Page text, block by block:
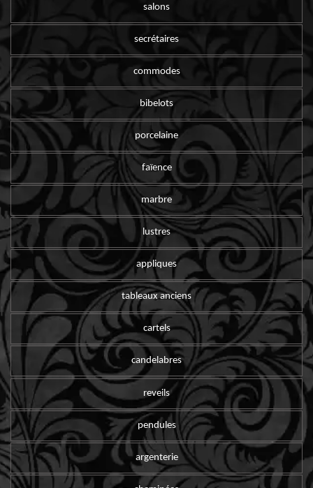
salons
secrétaires
commodes
bibelots
porcelaine
faïence
marbre
lustres
appliques
tableaux anciens
cartels
candelabres
reveils
pendules
argenterie